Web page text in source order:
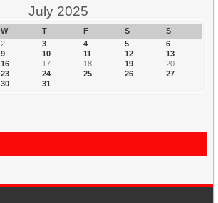
July 2025
W T F S
S
2 3 4 5
6
9 10 11 12
13
16 17 18 19
20
23 24 25 26
27
30 31